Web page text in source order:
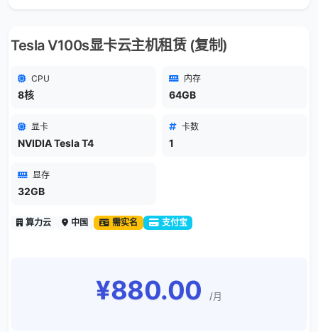
Tesla V100s显卡云主机租赁 (复制)
CPU
8核
内存
64GB
显卡
NVIDIA Tesla T4
卡数
1
显存
32GB
算力云 中国 需实名 支付宝
¥880.00 /月